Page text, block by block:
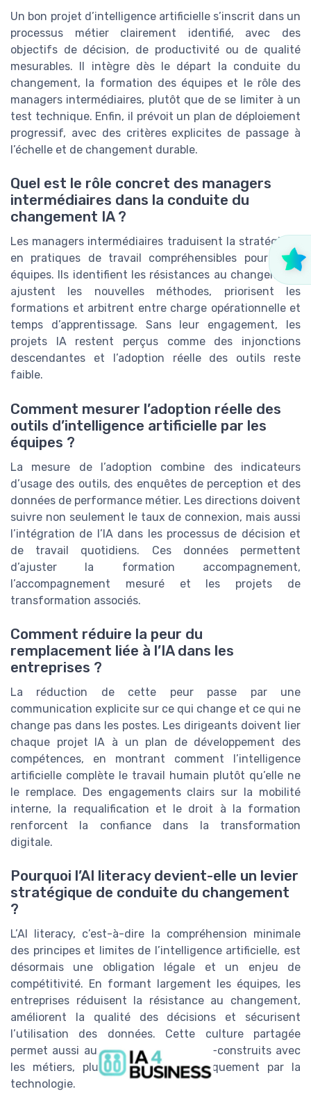
Un bon projet d’intelligence artificielle s’inscrit dans un
processus métier clairement identifié, avec des
objectifs de décision, de productivité ou de qualité
mesurables. Il intègre dès le départ la conduite du
changement, la formation des équipes et le rôle des
managers intermédiaires, plutôt que de se limiter à un
test technique. Enfin, il prévoit un plan de déploiement
progressif, avec des critères explicites de passage à
l’échelle et de changement durable.
Quel est le rôle concret des managers
intermédiaires dans la conduite du
changement IA ?
Les managers intermédiaires traduisent la stratégie IA
en pratiques de travail compréhensibles pour leurs
équipes. Ils identifient les résistances au changement,
ajustent les nouvelles méthodes, priorisent les
formations et arbitrent entre charge opérationnelle et
temps d’apprentissage. Sans leur engagement, les
projets IA restent perçus comme des injonctions
descendantes et l’adoption réelle des outils reste
faible.
Comment mesurer l’adoption réelle des
outils d’intelligence artificielle par les
équipes ?
La mesure de l’adoption combine des indicateurs
d’usage des outils, des enquêtes de perception et des
données de performance métier. Les directions doivent
suivre non seulement le taux de connexion, mais aussi
l’intégration de l’IA dans les processus de décision et
de travail quotidiens. Ces données permettent
d’ajuster la formation accompagnement,
l’accompagnement mesuré et les projets de
transformation associés.
Comment réduire la peur du
remplacement liée à l’IA dans les
entreprises ?
La réduction de cette peur passe par une
communication explicite sur ce qui change et ce qui ne
change pas dans les postes. Les dirigeants doivent lier
chaque projet IA à un plan de développement des
compétences, en montrant comment l’intelligence
artificielle complète le travail humain plutôt qu’elle ne
le remplace. Des engagements clairs sur la mobilité
interne, la requalification et le droit à la formation
renforcent la confiance dans la transformation
digitale.
Pourquoi l’AI literacy devient-elle un levier
stratégique de conduite du changement
?
L’AI literacy, c’est-à-dire la compréhension minimale
des principes et limites de l’intelligence artificielle, est
désormais une obligation légale et un enjeu de
compétitivité. En formant largement les équipes, les
entreprises réduisent la résistance au changement,
améliorent la qualité des décisions et sécurisent
l’utilisation des données. Cette culture partagée
permet aussi aux projets IA d’être co-construits avec
les métiers, plutôt que conçus uniquement par la
technologie.